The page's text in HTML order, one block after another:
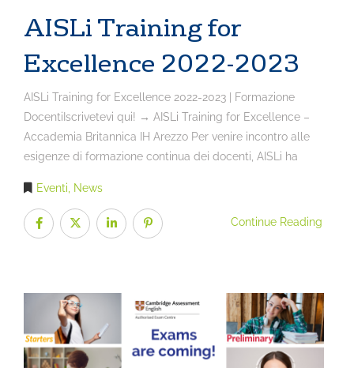
AISLi Training for
Excellence 2022-2023
AISLi Training for Excellence 2022-2023 | Formazione
DocentiIscrivetevi qui! → AISLi Training for Excellence –
Accademia Britannica IH Arezzo Per venire incontro alle
esigenze di formazione continua dei docenti, AISLi ha
Eventi News
Continue Reading